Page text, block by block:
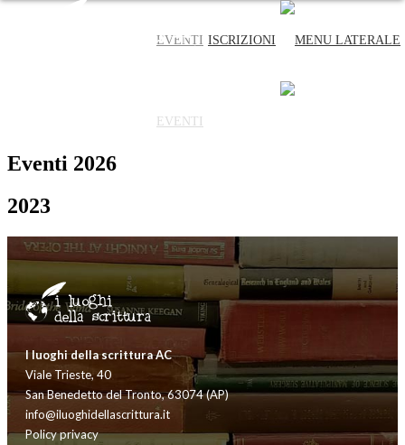
EVENTI ISCRIZIONI
EVENTI
Eventi 2026
2023
I luoghi della scrittura AC
Viale Trieste, 40
San Benedetto del Tronto, 63074 (AP)
info@iluoghidellascrittura.it
Policy privacy